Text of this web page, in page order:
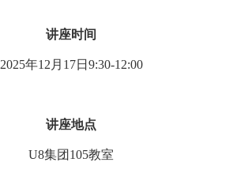
讲座时间
2025年12月17日9:30-12:00
讲座地点
U8集团105教室